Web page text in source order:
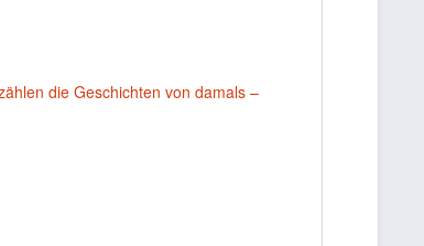
die Geschichten von damals –